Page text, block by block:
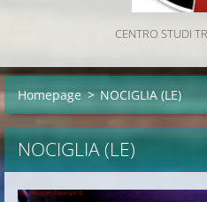
CENTRO STUDI
Homepage > NOCIGLIA (LE)
NOCIGLIA (LE)